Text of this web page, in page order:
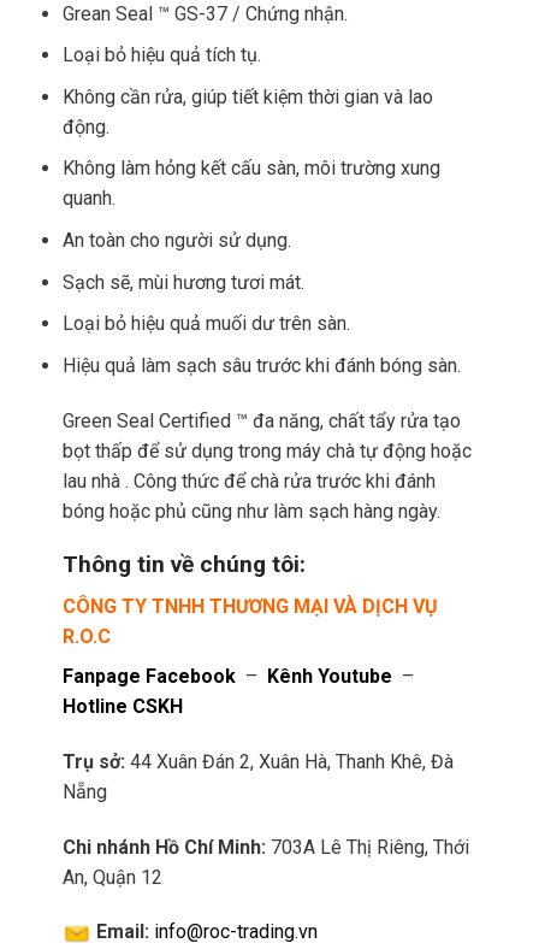
Grean Seal ™ GS-37 / Chứng nhận.
Loại bỏ hiệu quả tích tụ.
Không cần rửa, giúp tiết kiệm thời gian và lao
động.
Không làm hỏng kết cấu sàn, môi trường xung
quanh.
An toàn cho người sử dụng.
Sạch sẽ, mùi hương tươi mát.
Loại bỏ hiệu quả muối dư trên sàn.
Hiệu quả làm sạch sâu trước khi đánh bóng sàn.
Green Seal Certified ™ đa năng, chất tẩy rửa tạo
bọt thấp để sử dụng trong máy chà tự động hoặc
lau nhà . Công thức để chà rửa trước khi đánh
bóng hoặc phủ cũng như làm sạch hàng ngày.
Thông tin về chúng tôi:
CÔNG TY TNHH THƯƠNG MẠI VÀ DỊCH VỤ
R.O.C
Fanpage Facebook– Kênh Youtube –
Hotline CSKH
Trụ sở: 44 Xuân Đán 2, Xuân Hà, Thanh Khê, Đà
Nẵng
Chi nhánh Hồ Chí Minh: 703A Lê Thị Riêng, Thới
An, Quận 12
Email: info@roc-trading.vn